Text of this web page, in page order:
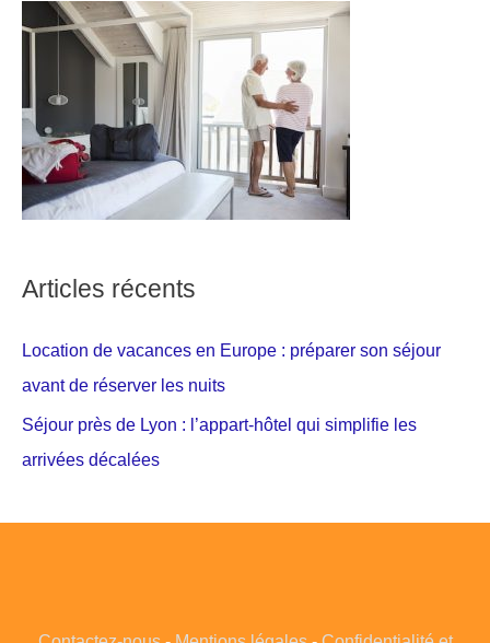
Articles récents
Location de vacances en Europe : préparer son séjour
avant de réserver les nuits
Séjour près de Lyon : l’appart-hôtel qui simplifie les
arrivées décalées